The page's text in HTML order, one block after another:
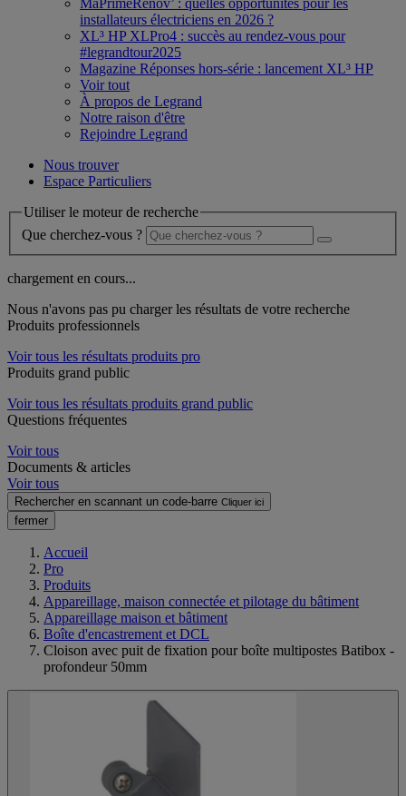
MaPrimeRénov’ : quelles opportunités pour les
installateurs électriciens en 2026 ?
XL³ HP XLPro4 : succès au rendez-vous pour
#legrandtour2025
Magazine Réponses hors-série : lancement XL³ HP
Voir tout
À propos de Legrand
Notre raison d'être
Rejoindre Legrand
Nous trouver
Espace Particuliers
Utiliser le moteur de recherche
Que cherchez-vous ?
chargement en cours...
Nous n'avons pas pu charger les résultats de votre recherche
Produits professionnels
Voir tous les résultats produits pro
Produits grand public
Voir tous les résultats produits grand public
Questions fréquentes
Voir tous
Documents & articles
Voir tous
Rechercher en scannant un code-barre Cliquer ici
fermer
Accueil
Pro
Produits
Appareillage, maison connectée et pilotage du bâtiment
Appareillage maison et bâtiment
Boîte d'encastrement et DCL
Cloison avec puit de fixation pour boîte multipostes Batibox -
profondeur 50mm